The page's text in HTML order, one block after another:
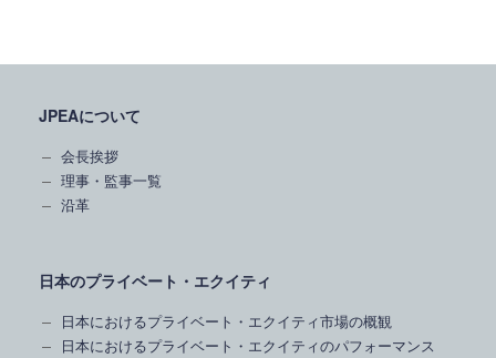
JPEAについて
会長挨拶
理事・監事一覧
沿革
日本のプライベート・エクイティ
日本におけるプライベート・エクイティ市場の概観
日本におけるプライベート・エクイティのパフォーマンス